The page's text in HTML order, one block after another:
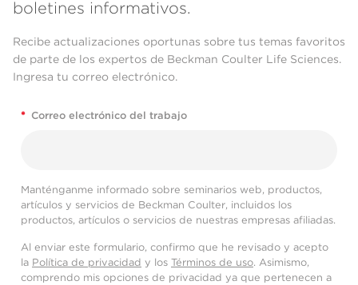
boletines informativos.
Recibe actualizaciones oportunas sobre tus temas favoritos
de parte de los expertos de Beckman Coulter Life Sciences.
Ingresa tu correo electrónico.
* Correo electrónico del trabajo
Manténganme informado sobre seminarios web, productos,
artículos y servicios de Beckman Coulter, incluidos los
productos, artículos o servicios de nuestras empresas afiliadas.
Al enviar este formulario, confirmo que he revisado y acepto
la Política de privacidad y los Términos de uso. Asimismo,
comprendo mis opciones de privacidad ya que pertenecen a